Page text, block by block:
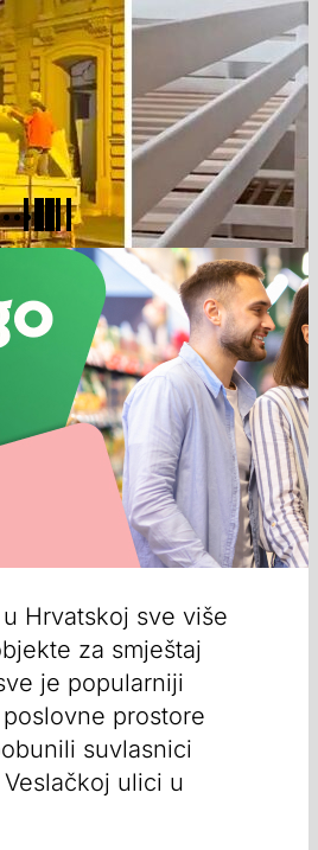
Hrvatskoj sve više
za smještaj
je popularniji
prostore
suvlasnici
ulici u